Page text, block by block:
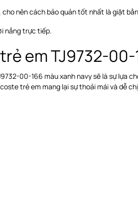
nên cách bảo quản tốt nhất là giặt
nắng trực tiếp.
em TJ9732-
00-166 màu xanh navy sẽ là sự lựa
trẻ em mang lại sự thoải mái và dễ